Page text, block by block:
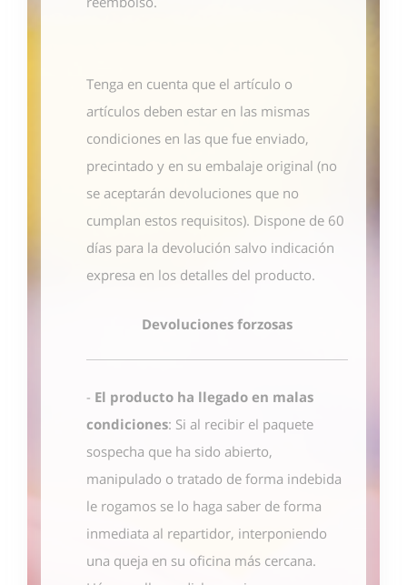
Tenga en cuenta que el artículo o
artículos deben estar en las mismas
condiciones en las que fue enviado,
precintado y en su embalaje original (no
se aceptarán devoluciones que no
cumplan estos requisitos). Dispone de 60
días para la devolución salvo indicación
expresa en los detalles del producto.
Devoluciones forzosas
- El producto ha llegado en malas
condiciones: Si al recibir el paquete
sospecha que ha sido abierto,
manipulado o tratado de forma indebida
le rogamos se lo haga saber de forma
inmediata al repartidor, interponiendo
una queja en su oficina más cercana.